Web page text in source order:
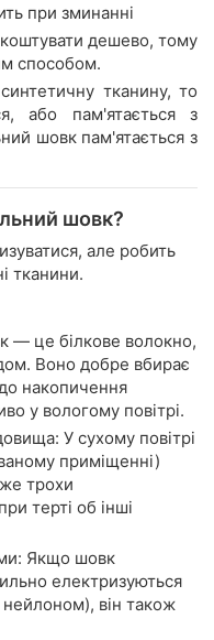
при зминанні
дешево, тому
способом.
тканину, то
або пам'ятається з
шовк пам'ятається з
шовк?
але робить
тканини.
— це білкове волокно,
Воно добре вбирає
накопичення
у вологому повітрі.
У сухому повітрі
приміщенні)
трохи
терті об інші
Якщо шовк
електризуються
він також